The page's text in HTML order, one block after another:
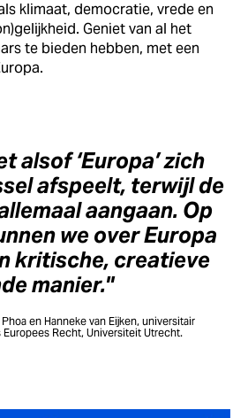
klimaat, democratie, vrede en
Geniet van al het
te bieden hebben, met een
alsof ‘Europa’ zich
afspeelt, terwijl de
aangaan. Op
we over Europa
kritische, creatieve
manier."
en Hanneke van Eijken, universitair
Recht, Universiteit Utrecht.